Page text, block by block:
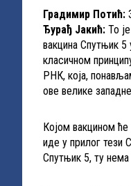
Градимир Потић:
Ђурађ Јакић: То
вакцина Спутњик 5
класичном
РНК, која,
ове велике
Којом вакцином
иде у прилог тези
Спутњик 5, ту